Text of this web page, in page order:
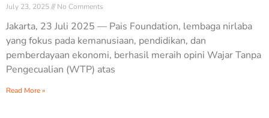
July 23, 2025 No Comments
Jakarta, 23 Juli 2025 — Pais Foundation, lembaga nirlaba
yang fokus pada kemanusiaan, pendidikan, dan
pemberdayaan ekonomi, berhasil meraih opini Wajar Tanpa
Pengecualian (WTP) atas
Read More »